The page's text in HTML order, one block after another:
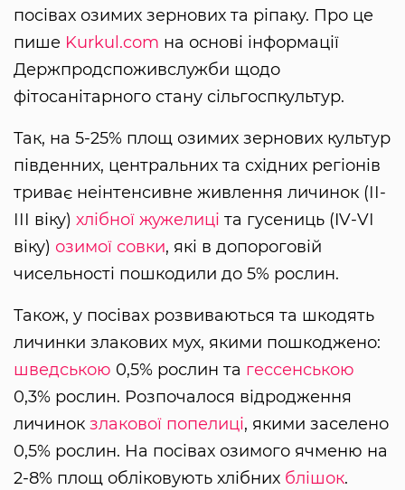
посівах озимих зернових та ріпаку. Про це
пише Kurkul.com на основі інформації
Держпродспоживслужби щодо
фітосанітарного стану сільгоспкультур.
Так, на 5-25% площ озимих зернових культур
південних, центральних та східних регіонів
триває неінтенсивне живлення личинок (ІІ-
ІІІ віку) хлібної жужелиці та гусениць (IV-VІ
віку) озимої совки, які в допороговій
чисельності пошкодили до 5% рослин.
Також, у посівах розвиваються та шкодять
личинки злакових мух, якими пошкоджено:
шведською 0,5% рослин та гессенською
0,3% рослин. Розпочалося відродження
личинок злакової попелиці, якими заселено
0,5% рослин. На посівах озимого ячменю на
2-8% площ обліковують хлібних блішок.